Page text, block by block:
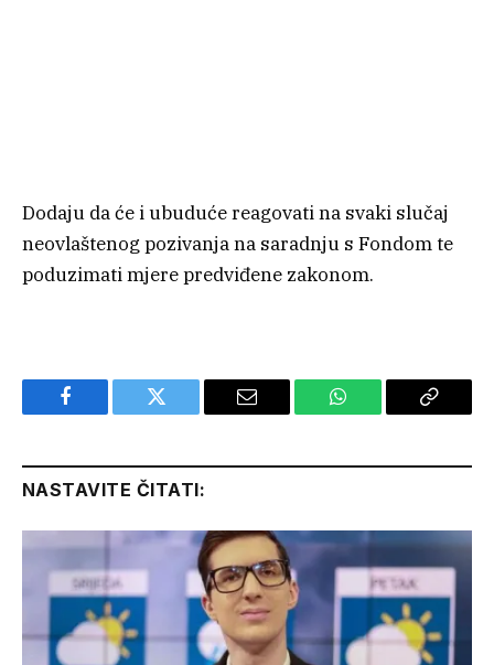
Dodaju da će i ubuduće reagovati na svaki slučaj
neovlaštenog pozivanja na saradnju s Fondom te
poduzimati mjere predviđene zakonom.
Facebook Twitter Email WhatsApp Copy
NASTAVITE ČITATI: